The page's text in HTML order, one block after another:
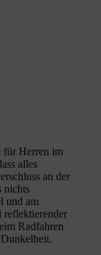
für Herren im
alles
an der
nichts
und am
reflektierender
Radfahren